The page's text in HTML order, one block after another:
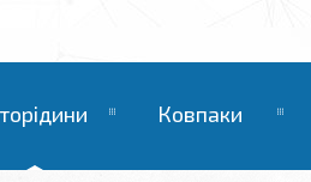
Ковпаки